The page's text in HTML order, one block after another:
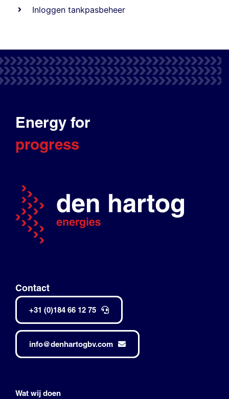
Inloggen tankpasbeheer
Energy for
progress
Contact
+31 (0)184 66 12 75
info@denhartogbv.com
Wat wij doen